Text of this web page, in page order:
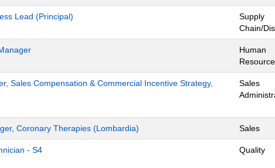
Lead (Principal)
Supply
Chain/
Human
Sales Compensation & Commercial Incentive Strategy,
Sales
Coronary Therapies (Lombardia) Sales
- S4 Quality